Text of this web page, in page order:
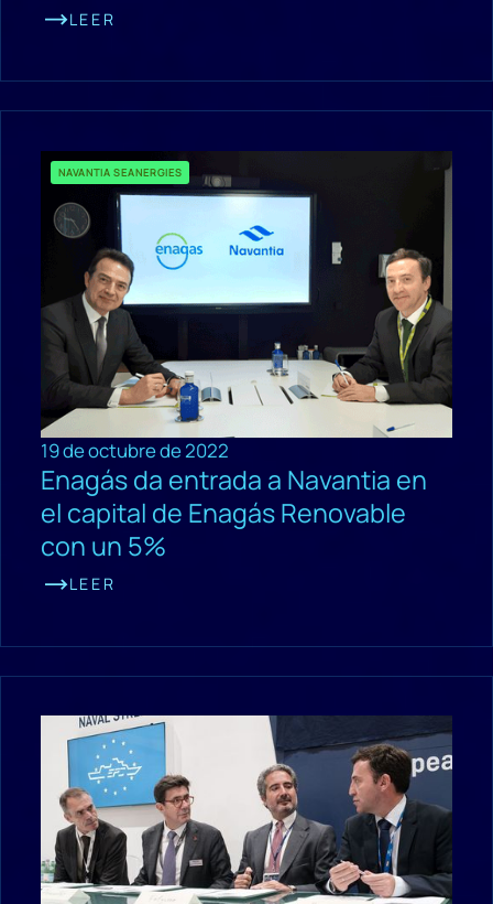
LEER
NAVANTIA SEANERGIES
19 de octubre de 2022
Enagás da entrada a Navantia en
el capital de Enagás Renovable
con un 5%
LEER